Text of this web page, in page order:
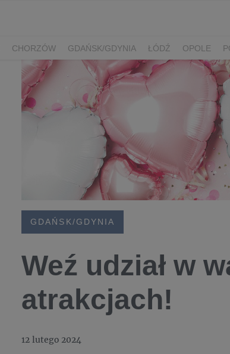
CHORZÓW GDAŃSK/GDYNIA ŁÓDŹ OPOLE
GDAŃSK/GDYNIA
Weź udział w
atrakcjach!
12 lutego 2024